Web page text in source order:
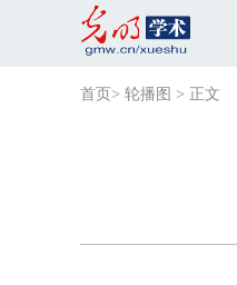
首页 > 轮播图 > 正文